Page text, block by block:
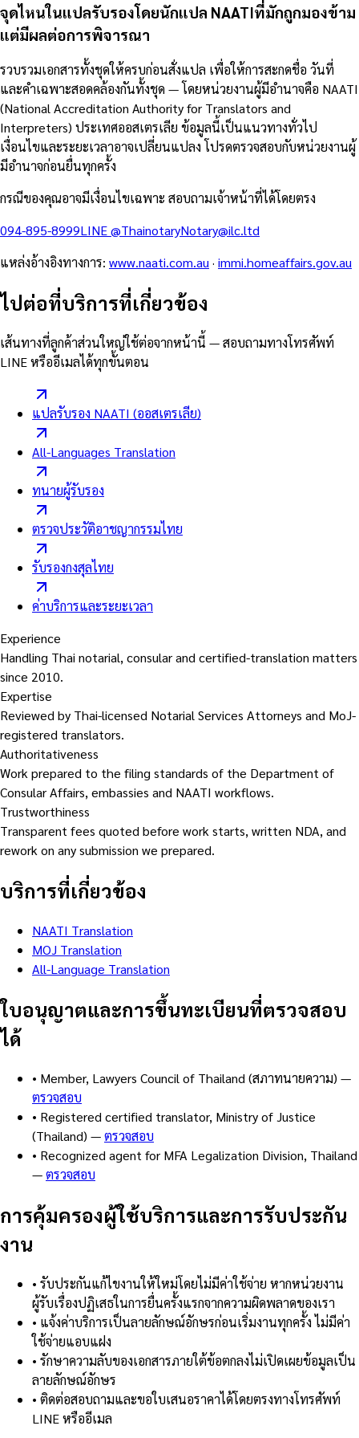
จุดไหนในแปลรับรองโดยนักแปล NAATIที่มักถูกมองข้าม
แต่มีผลต่อการพิจารณา
รวบรวมเอกสารทั้งชุดให้ครบก่อนสั่งแปล เพื่อให้การสะกดชื่อ วันที่
และคำเฉพาะสอดคล้องกันทั้งชุด — โดยหน่วยงานผู้มีอำนาจคือ NAATI
(National Accreditation Authority for Translators and
Interpreters) ประเทศออสเตรเลีย ข้อมูลนี้เป็นแนวทางทั่วไป
เงื่อนไขและระยะเวลาอาจเปลี่ยนแปลง โปรดตรวจสอบกับหน่วยงานผู้
มีอำนาจก่อนยื่นทุกครั้ง
กรณีของคุณอาจมีเงื่อนไขเฉพาะ สอบถามเจ้าหน้าที่ได้โดยตรง
094-895-8999LINE@ThainotaryNotary@ilc.ltd
แหล่งอ้างอิงทางการ: www.naati.com.au· immi.homeaffairs.gov.au
ไปต่อที่บริการที่เกี่ยวข้อง
เส้นทางที่ลูกค้าส่วนใหญ่ใช้ต่อจากหน้านี้ — สอบถามทางโทรศัพท์
LINE หรืออีเมลได้ทุกขั้นตอน
แปลรับรอง NAATI (ออสเตรเลีย)
All-Languages Translation
ทนายผู้รับรอง
ตรวจประวัติอาชญากรรมไทย
รับรองกงสุลไทย
ค่าบริการและระยะเวลา
Experience
Handling Thai notarial, consular and certified-translation matters
since 2010.
Expertise
Reviewed by Thai-licensed Notarial Services Attorneys and MoJ-
registered translators.
Authoritativeness
Work prepared to the filing standards of the Department of
Consular Affairs, embassies and NAATI workflows.
Trustworthiness
Transparent fees quoted before work starts, written NDA, and
rework on any submission we prepared.
บริการที่เกี่ยวข้อง
NAATI Translation
MOJ Translation
All-Language Translation
ใบอนุญาตและการขึ้นทะเบียนที่ตรวจสอบ
ได้
• Member, Lawyers Council of Thailand (สภาทนายความ) —
ตรวจสอบ
• Registered certified translator, Ministry of Justice
(Thailand) —ตรวจสอบ
• Recognized agent for MFA Legalization Division, Thailand
—ตรวจสอบ
การคุ้มครองผู้ใช้บริการและการรับประกัน
งาน
• รับประกันแก้ไขงานให้ใหม่โดยไม่มีค่าใช้จ่าย หากหน่วยงาน
ผู้รับเรื่องปฏิเสธในการยื่นครั้งแรกจากความผิดพลาดของเรา
• แจ้งค่าบริการเป็นลายลักษณ์อักษรก่อนเริ่มงานทุกครั้ง ไม่มีค่า
ใช้จ่ายแอบแฝง
• รักษาความลับของเอกสารภายใต้ข้อตกลงไม่เปิดเผยข้อมูลเป็น
ลายลักษณ์อักษร
• ติดต่อสอบถามและขอใบเสนอราคาได้โดยตรงทางโทรศัพท์
LINE หรืออีเมล